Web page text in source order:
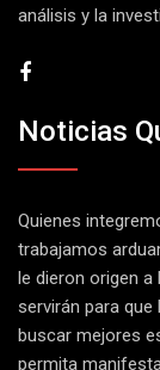
análisis y la
Noticias
Quienes
trabajamos
le dieron origen a
servirán para
buscar mejores
permita